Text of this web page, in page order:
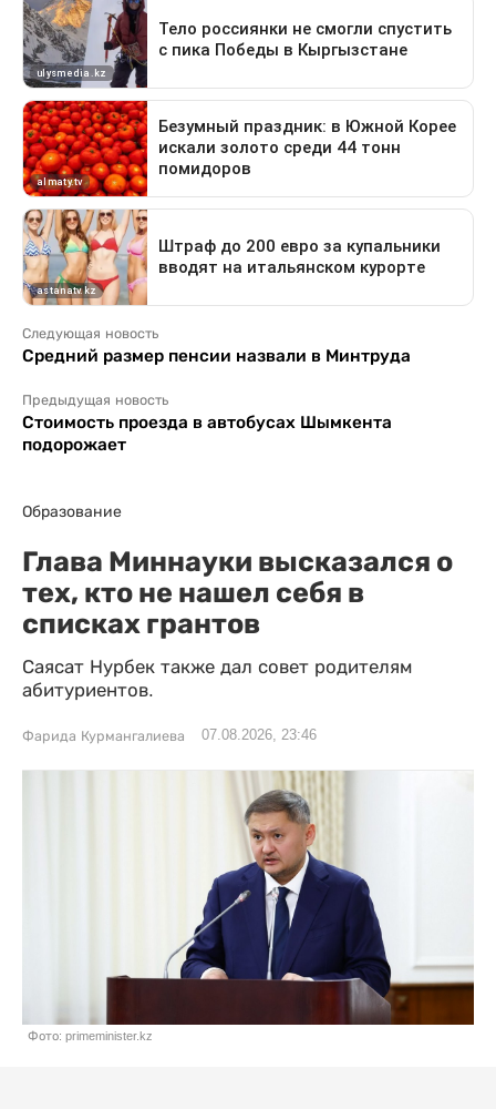
Следующая новость
Средний размер пенсии назвали в Минтруда
Предыдущая новость
Стоимость проезда в автобусах Шымкента
подорожает
Образование
Глава Миннауки высказался о
тех, кто не нашел себя в
списках грантов
Саясат Нурбек также дал совет родителям
абитуриентов.
Фарида Курмангалиева 07.08.2026, 23:46
Фото: primeminister.kz